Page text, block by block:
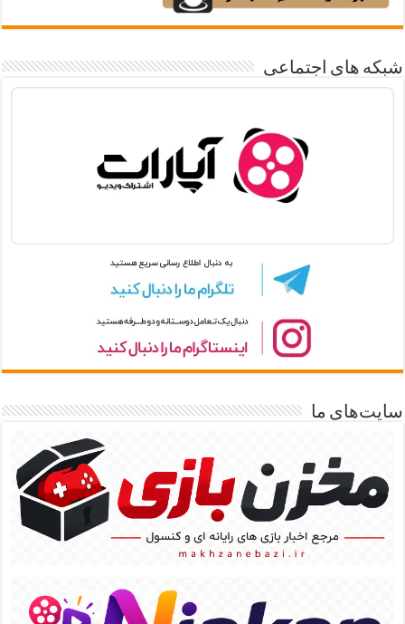
شبکه های اجتماعی
سایت‌های ما